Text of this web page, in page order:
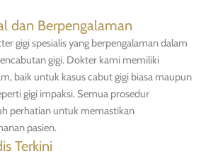
dan Berpengalaman
gigi spesialis yang berpengalaman dalam
gigi. Dokter kami memiliki
baik untuk kasus cabut gigi biasa maupun
gigi impaksi. Semua prosedur
perhatian untuk memastikan
pasien.
Terkini